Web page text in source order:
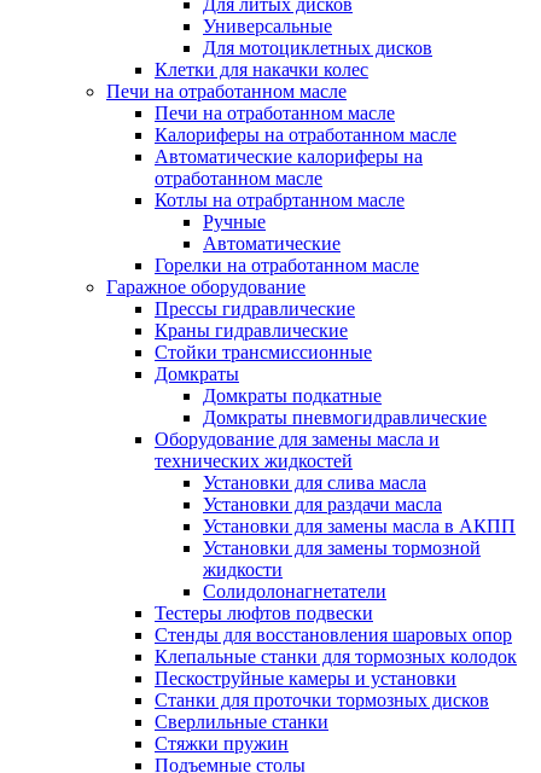
Для литых дисков
Универсальные
Для мотоциклетных дисков
Клетки для накачки колес
Печи на отработанном масле
Печи на отработанном масле
Калориферы на отработанном масле
Автоматические калориферы на
отработанном масле
Котлы на отрабртанном масле
Ручные
Автоматические
Горелки на отработанном масле
Гаражное оборудование
Прессы гидравлические
Краны гидравлические
Стойки трансмиссионные
Домкраты
Домкраты подкатные
Домкраты пневмогидравлические
Оборудование для замены масла и
технических жидкостей
Установки для слива масла
Установки для раздачи масла
Установки для замены масла в АКПП
Установки для замены тормозной
жидкости
Солидолонагнетатели
Тестеры люфтов подвески
Стенды для восстановления шаровых опор
Клепальные станки для тормозных колодок
Пескоструйные камеры и установки
Станки для проточки тормозных дисков
Сверлильные станки
Стяжки пружин
Подъемные столы